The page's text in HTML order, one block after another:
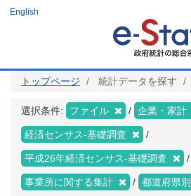
ツ
English
トップページ 統計データを探す
選択条件: ファイル 企業・家計
経済センサス‐基礎調査
平成26年経済センサス‐基礎調査
事業所に関する集計 都道府県